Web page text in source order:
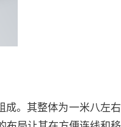
成。其整体为一米八左右